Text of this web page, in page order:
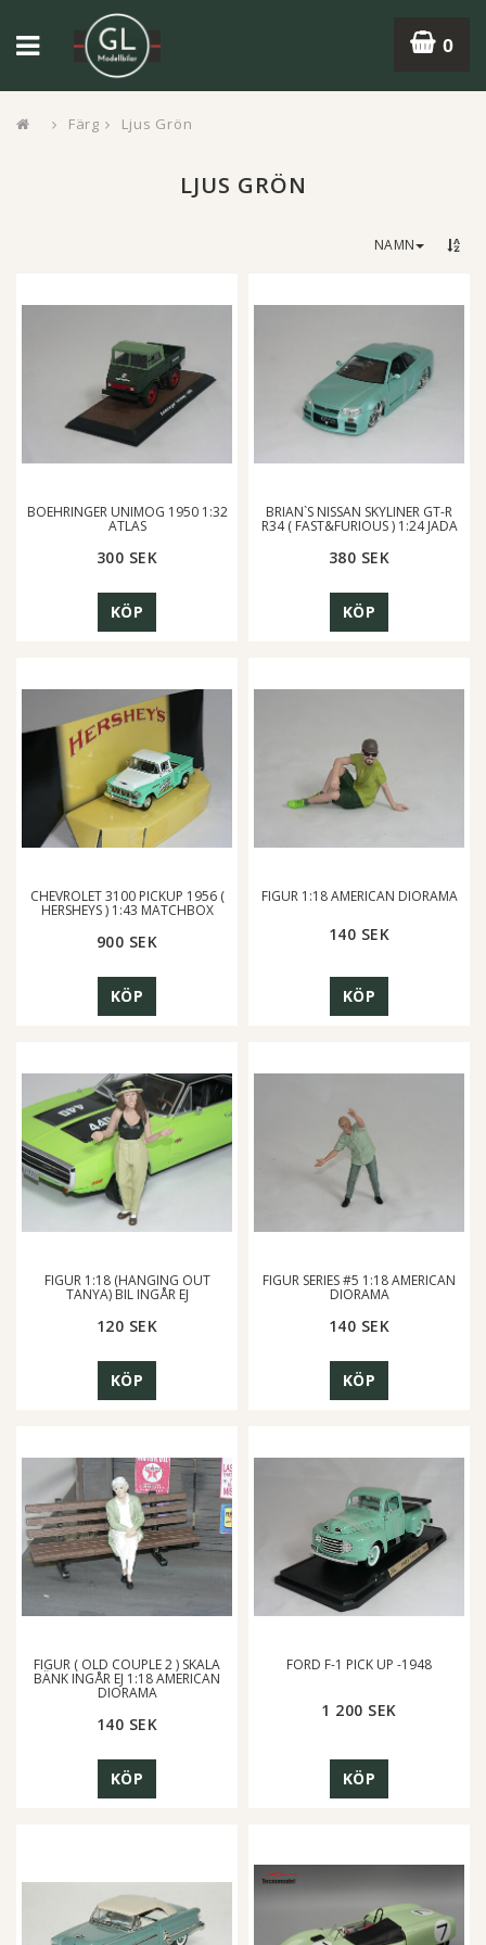
0
Färg Ljus Grön
LJUS GRÖN
NAMN
BOEHRINGER UNIMOG 1950 1:32
ATLAS
300 SEK
KÖP
BRIAN`S NISSAN SKYLINER GT-R
R34 ( FAST&FURIOUS ) 1:24 JADA
380 SEK
KÖP
CHEVROLET 3100 PICKUP 1956 (
HERSHEYS ) 1:43 MATCHBOX
900 SEK
KÖP
FIGUR 1:18 AMERICAN DIORAMA
140 SEK
KÖP
FIGUR 1:18 (HANGING OUT
TANYA) BIL INGÅR EJ
120 SEK
KÖP
FIGUR SERIES #5 1:18 AMERICAN
DIORAMA
140 SEK
KÖP
FIGUR ( OLD COUPLE 2 ) SKALA
BÄNK INGÅR EJ 1:18 AMERICAN
DIORAMA
140 SEK
KÖP
FORD F-1 PICK UP -1948
1 200 SEK
KÖP